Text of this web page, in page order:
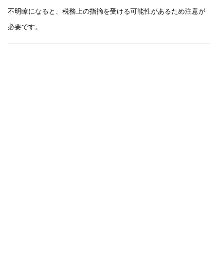
不明瞭になると、税務上の指摘を受ける可能性があるため注意が
必要です。